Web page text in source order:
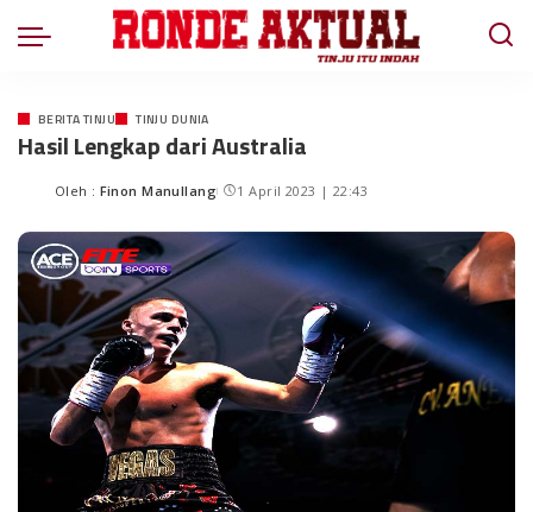
BERITA TINJU TINJU DUNIA
Hasil Lengkap dari Australia
Oleh : Finon Manullang 1 April 2023 | 22:43